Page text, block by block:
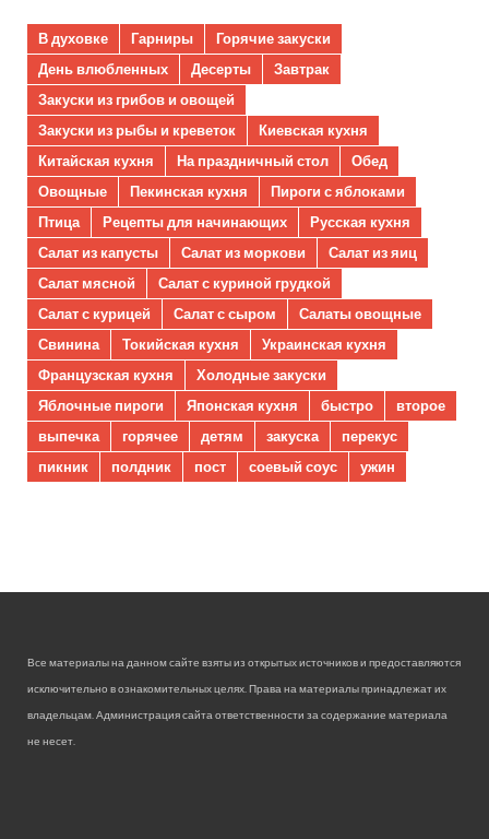
В духовке Гарниры
Горячие закуски
День влюбленных
Десерты
Завтрак
Закуски из грибов и овощей
Закуски из рыбы и креветок
Киевская кухня
Китайская кухня
На праздничный стол
Обед
Овощные
Пекинская кухня
Пироги с яблоками
Птица
Рецепты для начинающих
Русская кухня
Салат из капусты
Салат из моркови
Салат из яиц
Салат мясной
Салат с куриной грудкой
Салат с курицей
Салат с сыром
Салаты овощные
Свинина
Токийская кухня
Украинская кухня
Французская кухня
Холодные закуски
Яблочные пироги
Японская кухня быстро
второе
выпечка
горячее детям закуска
перекус
пикник
полдник пост соевый соус ужин
Все материалы на данном сайте взяты из открытых источников и предоставляются
исключительно в ознакомительных целях. Права на материалы принадлежат их
владельцам. Администрация сайта ответственности за содержание материала
не несет.